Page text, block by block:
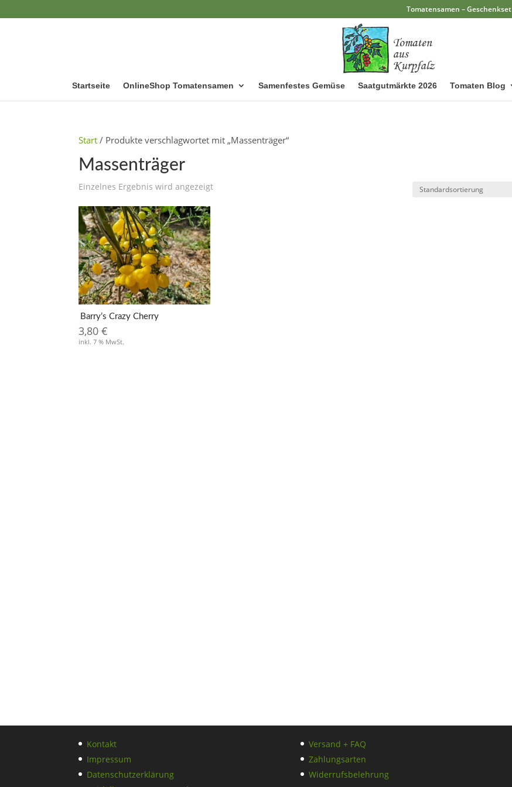
Tomatensamen – Geschenkset
Startseite OnlineShop Tomatensamen Samenfestes Gemüse Saatgutmärkte 2026 Tomaten Blog
Start / Produkte verschlagwortet mit „Massenträger“
Massenträger
Einzelnes Ergebnis wird angezeigt
Barry’s Crazy Cherry
3,80€
inkl. 7 % MwSt.
Kontakt
Impressum
Datenschutzerklärung
Versand + FAQ
Zahlungsarten
Widerrufsbelehrung